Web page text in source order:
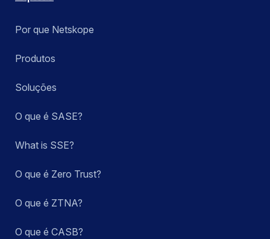
Por que Netskope
Produtos
Soluções
O que é SASE?
What is SSE?
O que é Zero Trust?
O que é ZTNA?
O que é CASB?